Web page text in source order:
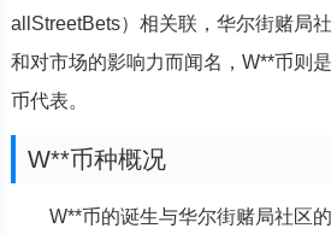
allStreetBets）相关联，华尔街赌局
和对市场的影响力而闻名，W**币则
币代表。
W**币种概况
W**币的诞生与华尔街赌局社区